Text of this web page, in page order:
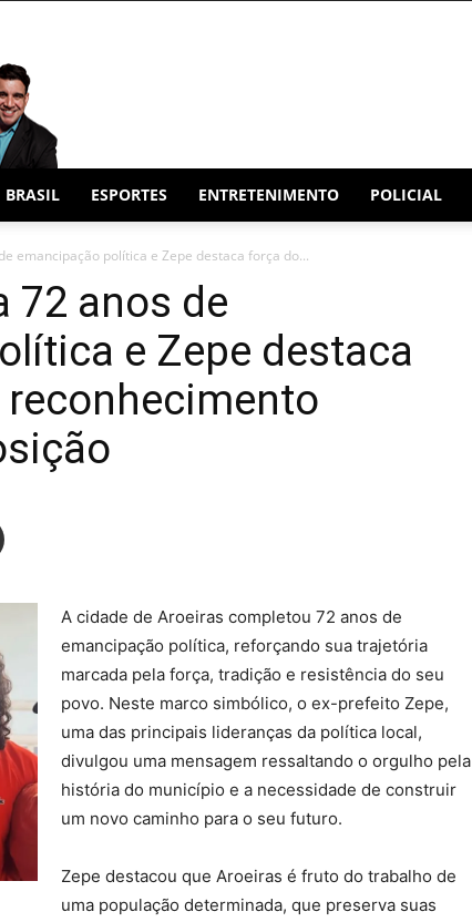
BRASIL ESPORTES ENTRETENIMENTO POLICIAL
emancipação política e Zepe destaca força do...
72 anos de
e Zepe destaca
A cidade de Aroeiras completou 72 anos de
emancipação política, reforçando sua trajetória
marcada pela força, tradição e resistência do seu
povo. Neste marco simbólico, o ex-prefeito Zepe,
uma das principais lideranças da política local,
divulgou uma mensagem ressaltando o orgulho pela
história do município e a necessidade de construir
um novo caminho para o seu futuro.
Zepe destacou que Aroeiras é fruto do trabalho de
uma população determinada, que preserva suas